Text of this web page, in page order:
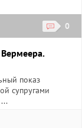
0
показ
супругами